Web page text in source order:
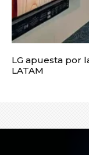
LG apuesta por
LATAM